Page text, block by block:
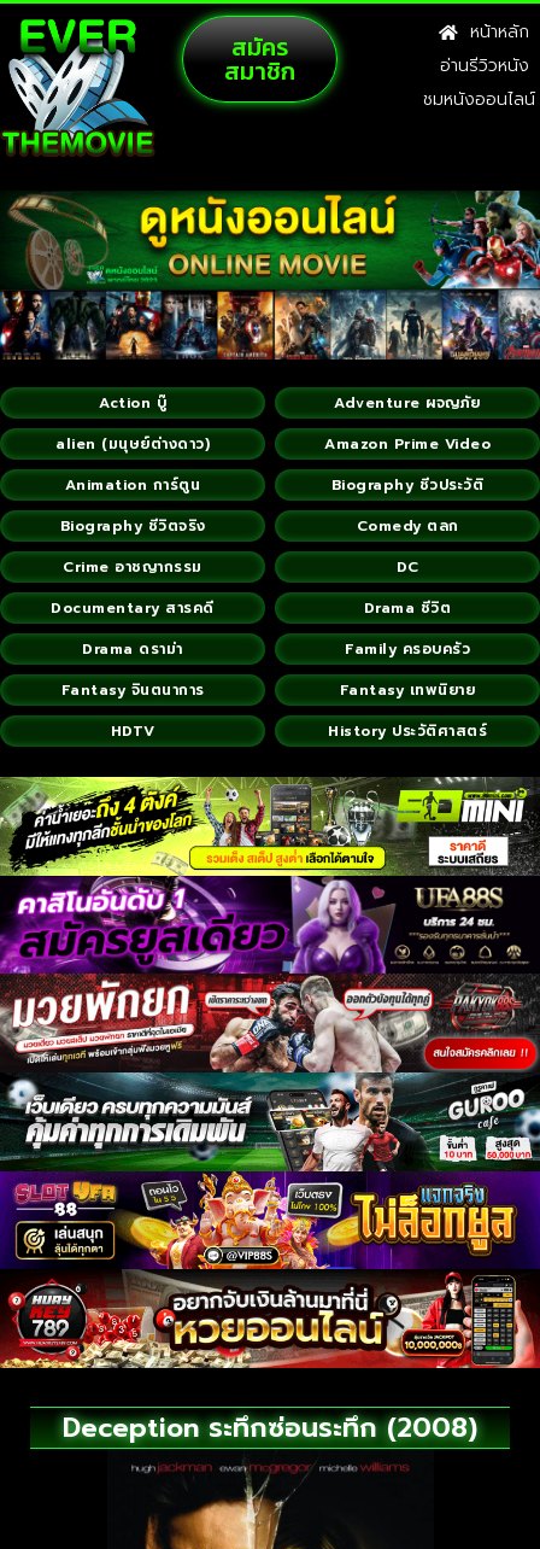
สมัคร
สมาชิก
หน้าหลัก
อ่านรีวิวหนัง
ชมหนังออนไลน์
Action บู๊
Adventure ผจญภัย
alien (มนุษย์ต่างดาว)
Amazon Prime Video
Animation การ์ตูน
Biography ชีวประวัติ
Biography ชีวิตจริง
Comedy ตลก
Crime อาชญากรรม
DC
Documentary สารคดี
Drama ชีวิต
Drama ดราม่า
Family ครอบครัว
Fantasy จินตนาการ
Fantasy เทพนิยาย
HDTV
History ประวัติศาสตร์
Deception ระทึกซ่อนระทึก (2008)